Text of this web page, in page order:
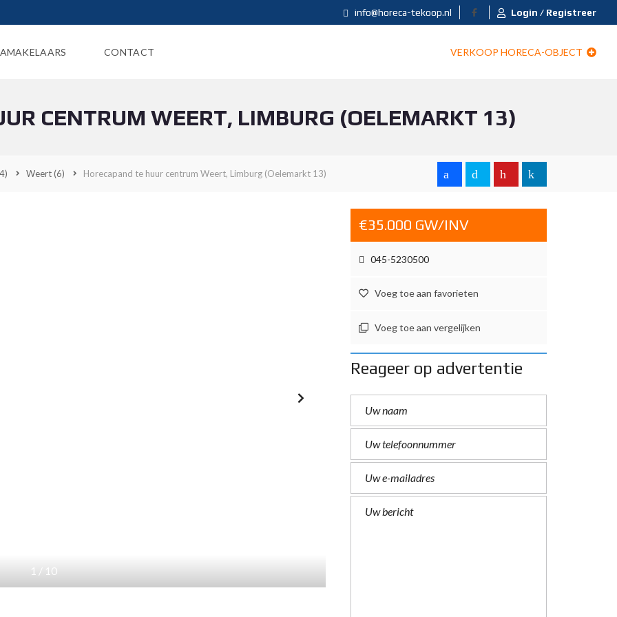
info@horeca-tekoop.nl Login / Registreer
CONTACT VERKOOP HORECA-OBJECT
CENTRUM WEERT, LIMBURG (OELEMARKT 13)
Weert(6) Horecapand te huur centrum Weert, Limburg (Oelemarkt 13)
1 / 10
€35.000 GW/INV
045-5230500
Voeg toe aan favorieten
Voeg toe aan vergelijken
Reageer op advertentie